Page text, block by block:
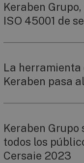
Keraben
ISO 45001 de
La herramienta
Keraben pasa
Keraben Grupo
todos los
Cersaie 2023